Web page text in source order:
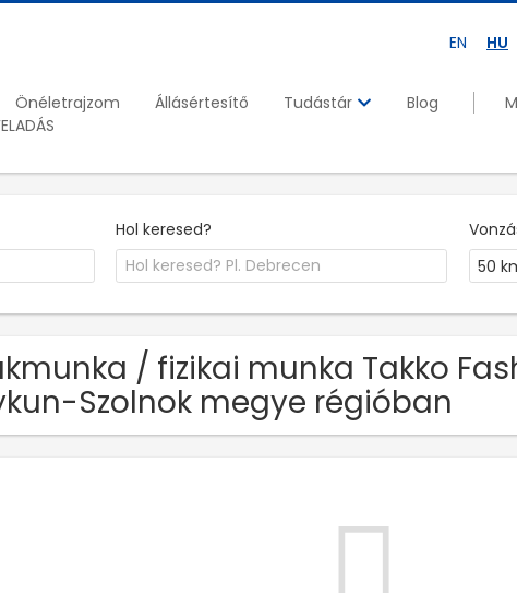
EN HU
Önéletrajzom Állásértesítő Tudástár Blog
Hol keresed?
50
/ fizikai munka Takko
Szolnok megye régióban